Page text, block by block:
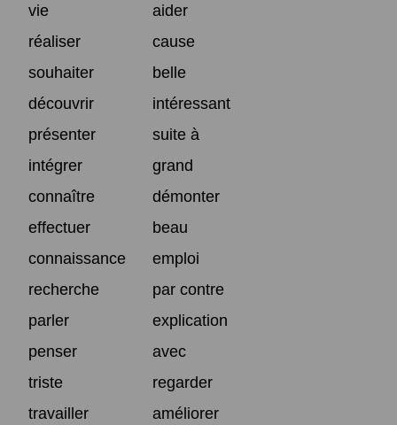
vie
aider
réaliser
cause
souhaiter
belle
découvrir
intéressant
présenter
suite à
intégrer
grand
connaître
démonter
effectuer
beau
connaissance
emploi
recherche
par contre
parler
explication
penser
avec
triste
regarder
travailler
améliorer